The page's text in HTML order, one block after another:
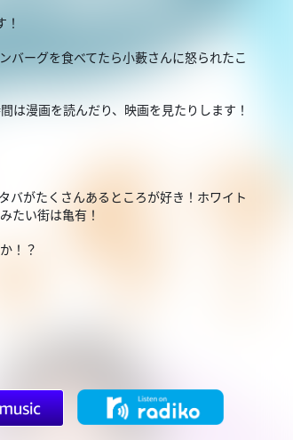
バーグを食べてたら小藪さんに怒られたこ
は漫画を読んだり、映画を見たりします！
バがたくさんあるところが好き！ホワイト
たい街は亀有！
！？